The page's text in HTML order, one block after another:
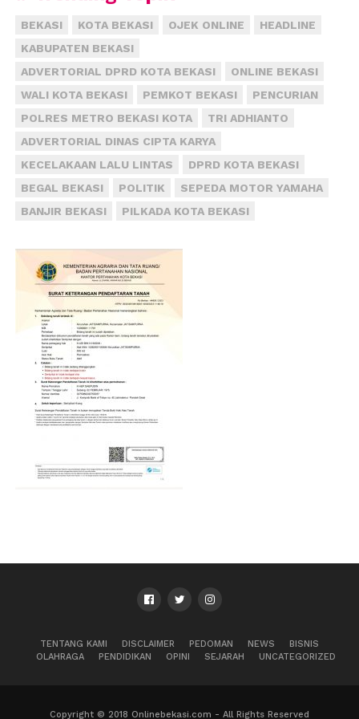
BEKASI KOTA BEKASI OJEK ONLINE
HEADLINE
KABUPATEN BEKASI
ADVERTORIAL DPRD KOTA BEKASI
ONLINE BEKASI
WALI KOTA BEKASI
PEMKOT BEKASI
PENCURIAN
POLRES METRO BEKASI KOTA
TRI ADHIANTO
ADVERTORIAL DINAS CIPTA KARYA
KECELAKAAN LALU LINTAS
DPRD KOTA BEKASI
BEGAL BEKASI
POLITIK
SEPEDA MOTOR YAMAHA
BANJIR BEKASI
PILKADA KOTA BEKASI
TENTANG KAMI DISCLAIMER PEDOMAN NEWS
BISNIS
OLAHRAGA
PENDIDIKAN OPINI SEJARAH UNCATEGORIZED
Copyright © 2018 Onlinebekasi.com - All Rights Reserved